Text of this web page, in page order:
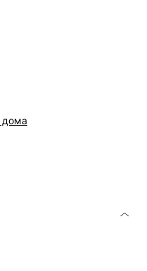
дома
спинке
коричневый, серый и
соответствует
и возврата